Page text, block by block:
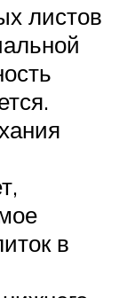
листов
в